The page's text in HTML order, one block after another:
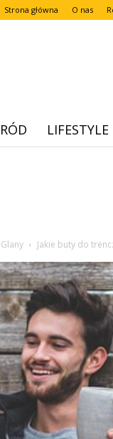
Strona główna O nas
LIFESTYLE
Glany Jakie buty do